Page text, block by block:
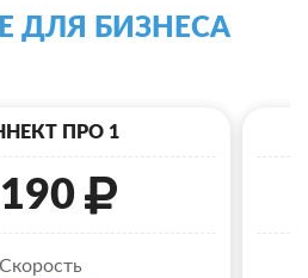
ДЛЯ БИЗНЕСА
ПРО 1
Скорость